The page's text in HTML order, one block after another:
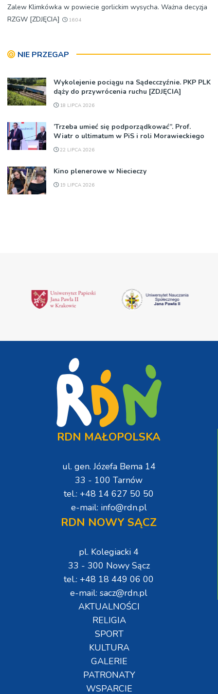
Zalew Klimkówka w powiecie gorlickim wysycha. Ważna decyzja
RZGW [ZDJĘCIA]
16:04
NIE PRZEGAP
Wykolejenie pociągu na Sądecczyźnie. PKP PLK
dąży do przywrócenia ruchu [ZDJĘCIA]
18 LIPCA 2026
’Trzeba umieć się podporządkować”. Prof.
Wiatr o ultimatum w PiS i roli Morawieckiego
22 LIPCA 2026
Kino plenerowe w Niecieczy
19 LIPCA 2026
RDN MAŁOPOLSKA
ul. gen. Józefa Bema 14
33 - 100 Tarnów
tel.: +48 14 627 50 50
e-mail: info@rdn.pl
RDN NOWY SĄCZ
pl. Kolegiacki 4
33 - 300 Nowy Sącz
tel.: +48 18 449 06 00
e-mail: sacz@rdn.pl
AKTUALNOŚCI
RELIGIA
SPORT
KULTURA
GALERIE
PATRONATY
WSPARCIE